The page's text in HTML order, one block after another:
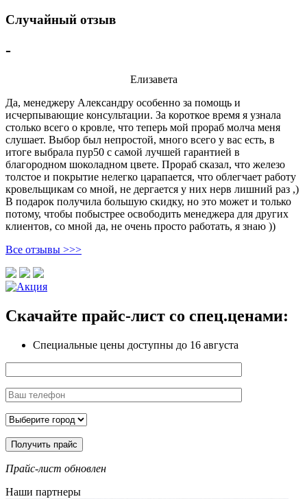
Случайный отзыв
-
Елизавета
Да, менеджеру Александру особенно за помощь и
исчерпывающие консультации. За короткое время я узнала
столько всего о кровле, что теперь мой прораб молча меня
слушает. Выбор был непростой, много всего у вас есть, в
итоге выбрала пур50 с самой лучшей гарантией в
благородном шоколадном цвете. Прораб сказал, что железо
толстое и покрытие нелегко царапается, что облегчает работу
кровельщикам со мной, не дергается у них нерв лишний раз ,)
В подарок получила большую скидку, но это может и только
потому, чтобы побыстрее освободить менеджера для других
клиентов, со мной да, не очень просто работать, я знаю ))
Все отзывы >>>
Скачайте прайс-лист со спец.ценами:
Специальные цены доступны до 16 августа
Прайс-лист обновлен
Наши партнеры